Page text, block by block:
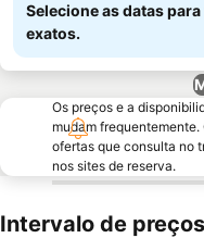
Selecione as datas
exatos.
Os preços e a
mudam
ofertas que consulta no
nos sites de reserva.
Intervalo de preços